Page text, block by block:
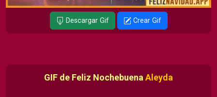
Descargar Gif Crear Gif
GIF de Feliz Nochebuena Aleyda